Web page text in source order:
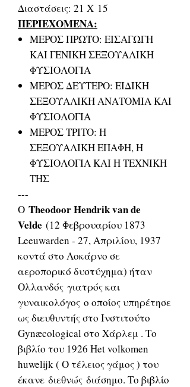
Διαστάσεις: 21 Χ 15
ΠΕΡΙΕΧΟΜΕΝΑ:
ΜΕΡΟΣ ΠΡΩΤΟ: ΕΙΣΑΓΩΓΗ
ΚΑΙ ΓΕΝΙΚΗ ΣΕΞΟΥΑΛΙΚΗ
ΦΥΣΙΟΛΟΓΙΑ
ΜΕΡΟΣ ΔΕΥΤΕΡΟ: ΕΙΔΙΚΗ
ΣΕΞΟΥΑΛΙΚΗ ΑΝΑΤΟΜΙΑ ΚΑΙ
ΦΥΣΙΟΛΟΓΙΑ
ΜΕΡΟΣ ΤΡΙΤΟ: Η
ΣΕΞΟΥΑΛΙΚΗ ΕΠΑΦΗ, Η
ΦΥΣΙΟΛΟΓΙΑ ΚΑΙ Η ΤΕΧΝΙΚΗ
ΤΗΣ
---
Ο Theodoor Hendrik van de
Velde (12 Φεβρουαρίου 1873
Leeuwarden - 27, Απριλίου, 1937
κοντά στο Λοκάρνο σε
αεροπορικό δυστύχημα) ήταν
Ολλανδός γιατρός και
γυναικολόγος ο οποίος υπηρέτησε
ως διευθυντής στο Ινστιτούτο
Gynæcological στο Χάρλεμ . Το
βιβλίο του 1926 Het volkomen
huwelijk ( Ο τέλειος γάμος ) του
έκανε διεθνώς διάσημο. Το βιβλίο